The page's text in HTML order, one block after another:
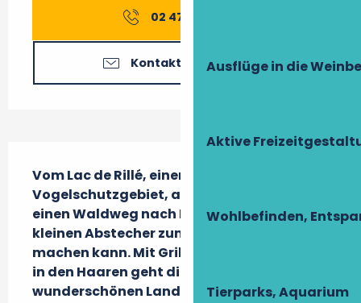
Ausflüge in die
Aktive
Wohlbefinden,
Tierparks, Aquarium
02 47 96 58
Kontaktieren Sie uns
Vom Lac de Rillé, einem
Vogelschutzgebiet, aus gelangt man über
einen Waldweg nach Breil, wo man einen
kleinen Abstecher zum Park von Lathan
machen kann. Mit Grillengezirpe und Wind
in den Haaren geht die Fahrt weiter in der
wunderschönen Landschaft der Touraine!